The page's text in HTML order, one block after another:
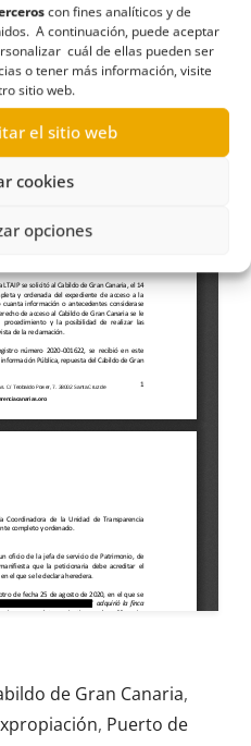
con fines analíticos y de
A continuación, puede aceptar
cuál de ellas pueden ser
o tener más información, visite
sitio web.
el sitio web
cookies
opciones
de Gran Canaria,
, Puerto de